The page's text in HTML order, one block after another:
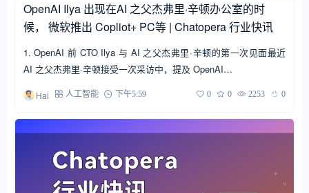
OpenAI Ilya 出现在AI 之父杰弗里·辛顿办公室的时
候， 微软推出 Copliot+ PC等 | Chatopera 行业快讯
1. OpenAI 前 CTO Ilya 与 AI 之父杰弗里·辛顿的第一次见面最近
AI 之父杰弗里·辛顿接受一次采访中，提及 OpenAI…
Hai 人工智能 下午5:59 0 0 2253 0